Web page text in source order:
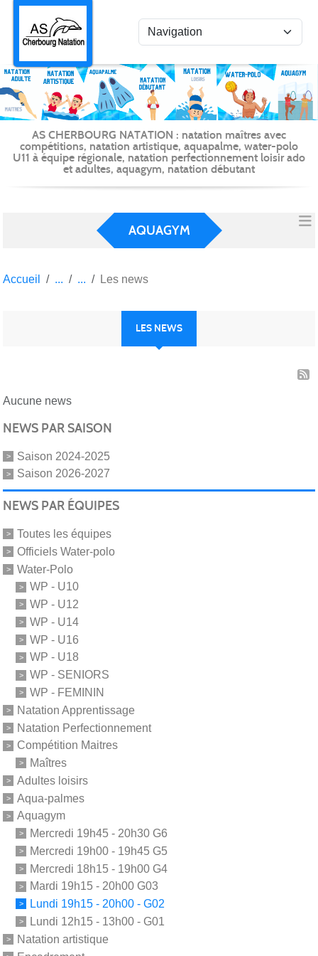
AS CHERBOURG NATATION : natation maîtres avec
compétitions, natation artistique, aquapalme, water-polo
U11 à équipe régionale, natation perfectionnement loisir ado
et adultes, aquagym, natation débutant
AQUAGYM
Accueil Les news
LES NEWS
Aucune news
NEWS PAR SAISON
Saison 2024-2025
Saison 2026-2027
NEWS PAR ÉQUIPES
Toutes les équipes
Officiels Water-polo
Water-Polo
WP - U10
WP - U12
WP - U14
WP - U16
WP - U18
WP - SENIORS
WP - FEMININ
Natation Apprentissage
Natation Perfectionnement
Compétition Maitres
Maîtres
Adultes loisirs
Aqua-palmes
Aquagym
Mercredi 19h45 - 20h30 G6
Mercredi 19h00 - 19h45 G5
Mercredi 18h15 - 19h00 G4
Mardi 19h15 - 20h00 G03
Lundi 19h15 - 20h00 - G02
Lundi 12h15 - 13h00 - G01
Natation artistique
Panneau de gestion des cookies